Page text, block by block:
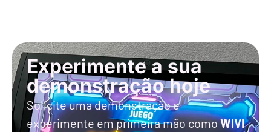
Experimente a sua
demonstração hoje
Solicite uma demonstração e
experimente em primeira mão comoWIVI